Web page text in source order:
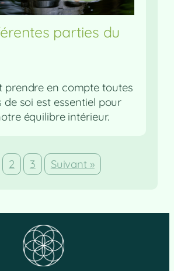
parties du
prendre en compte toutes
de soi est essentiel pour
équilibre intérieur.
2 3 Suivant »